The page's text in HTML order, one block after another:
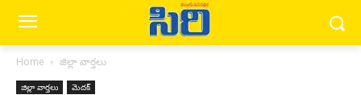
Home జిల్లా వార్త‌లు
జిల్లా వార్త‌లు మెద‌క్